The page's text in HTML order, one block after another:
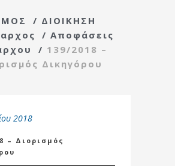
/ ΔΙΟΙΚΗΣΗ
/ Αποφάσεις
/ 139/2018 –
Δικηγόρου
2018
– Διορισμός